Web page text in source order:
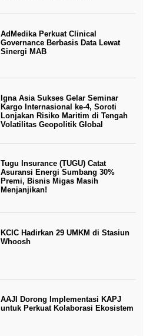
AdMedika Perkuat Clinical
Governance Berbasis Data Lewat
Sinergi MAB
Igna Asia Sukses Gelar Seminar
Kargo Internasional ke-4, Soroti
Lonjakan Risiko Maritim di Tengah
Volatilitas Geopolitik Global
Tugu Insurance (TUGU) Catat
Asuransi Energi Sumbang 30%
Premi, Bisnis Migas Masih
Menjanjikan!
KCIC Hadirkan 29 UMKM di Stasiun
Whoosh
AAJI Dorong Implementasi KAPJ
untuk Perkuat Kolaborasi Ekosistem